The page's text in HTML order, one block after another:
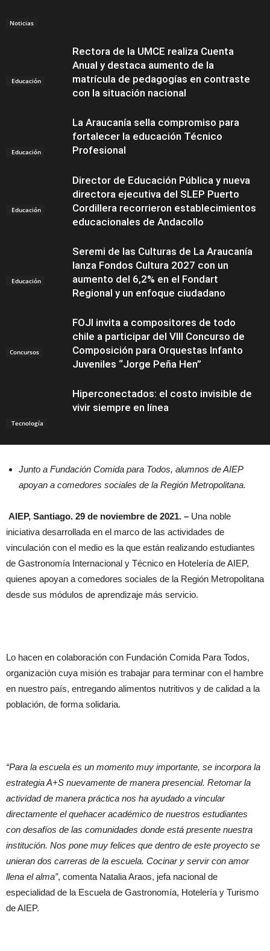
Noticias
Educación
Rectora de la UMCE realiza Cuenta
Anual y destaca aumento de la
matrícula de pedagogías en contraste
con la situación nacional
Educación
La Araucanía sella compromiso para
fortalecer la educación Técnico
Profesional
Educación
Director de Educación Pública y nueva
directora ejecutiva del SLEP Puerto
Cordillera recorrieron establecimientos
educacionales de Andacollo
Educación
Seremi de las Culturas de La Araucanía
lanza Fondos Cultura 2027 con un
aumento del 6,2% en el Fondart
Regional y un enfoque ciudadano
Concursos
FOJI invita a compositores de todo
chile a participar del VIII Concurso de
Composición para Orquestas Infanto
Juveniles “Jorge Peña Hen”
Tecnología
Hiperconectados: el costo invisible de
vivir siempre en línea
Junto a Fundación Comida para Todos, alumnos de AIEP
apoyan a comedores sociales de la Región Metropolitana.
AIEP, Santiago. 29 de noviembre de 2021. – Una noble
iniciativa desarrollada en el marco de las actividades de
vinculación con el medio es la que están realizando estudiantes
de Gastronomía Internacional y Técnico en Hotelería de AIEP,
quienes apoyan a comedores sociales de la Región Metropolitana
desde sus módulos de aprendizaje más servicio.
Lo hacen en colaboración con Fundación Comida Para Todos,
organización cuya misión es trabajar para terminar con el hambre
en nuestro país, entregando alimentos nutritivos y de calidad a la
población, de forma solidaria.
“Para la escuela es un momento muy importante, se incorpora la
estrategia A+S nuevamente de manera presencial. Retomar la
actividad de manera práctica nos ha ayudado a vincular
directamente el quehacer académico de nuestros estudiantes
con desafíos de las comunidades donde está presente nuestra
institución. Nos pone muy felices que dentro de este proyecto se
unieran dos carreras de la escuela. Cocinar y servir con amor
llena el alma”, comenta Natalia Araos, jefa nacional de
especialidad de la Escuela de Gastronomía, Hotelería y Turismo
de AIEP.